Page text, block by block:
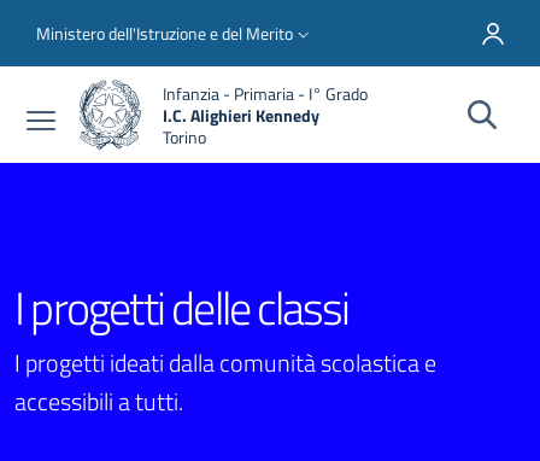
Slim top
Ministero dell'Istruzione e del Merito
Infanzia - Primaria - I° Grado
I.C. Alighieri Kennedy
Torino
I progetti delle classi
I progetti ideati dalla comunità scolastica e
accessibili a tutti.